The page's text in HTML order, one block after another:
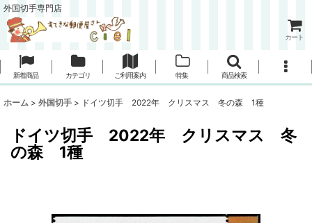
外国切手専門店
カート
新着商品 カテゴリ ご利用案内 特集 商品検索
ホーム > 外国切手 > ドイツ切手 2022年 クリスマス 冬の森 1種
ドイツ切手 2022年 クリスマス 冬
の森 1種